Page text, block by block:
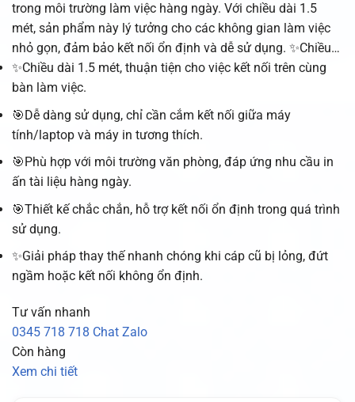
trong môi trường làm việc hàng ngày. Với chiều dài 1.5
mét, sản phẩm này lý tưởng cho các không gian làm việc
nhỏ gọn, đảm bảo kết nối ổn định và dễ sử dụng. ✨Chiều…
✨Chiều dài 1.5 mét, thuận tiện cho việc kết nối trên cùng
bàn làm việc.
🎯Dễ dàng sử dụng, chỉ cần cắm kết nối giữa máy
tính/laptop và máy in tương thích.
🎯Phù hợp với môi trường văn phòng, đáp ứng nhu cầu in
ấn tài liệu hàng ngày.
🎯Thiết kế chắc chắn, hỗ trợ kết nối ổn định trong quá trình
sử dụng.
✨Giải pháp thay thế nhanh chóng khi cáp cũ bị lỏng, đứt
ngầm hoặc kết nối không ổn định.
Tư vấn nhanh
0345 718 718 Chat Zalo
Còn hàng
Xem chi tiết